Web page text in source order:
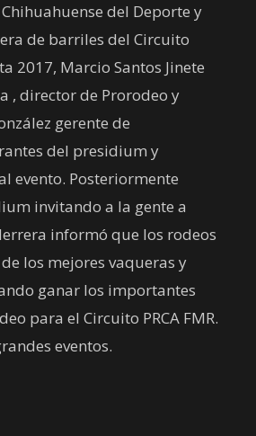
del Deporte y
de barriles del Circuito
2017, Marcio Santos Jinete
, director de Prorodeo y
gerente de
del presidium y
evento. Posteriormente
invitando a la gente a
informó que los rodeos
los mejores vaqueras y
ganar los importantes
para el Circuito PRCA FMR.
eventos.